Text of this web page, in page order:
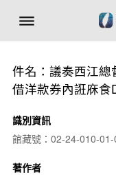
件名：議奏西江
借洋款券內誑庥食
識別資訊
館藏號：02-24-010-
著作者